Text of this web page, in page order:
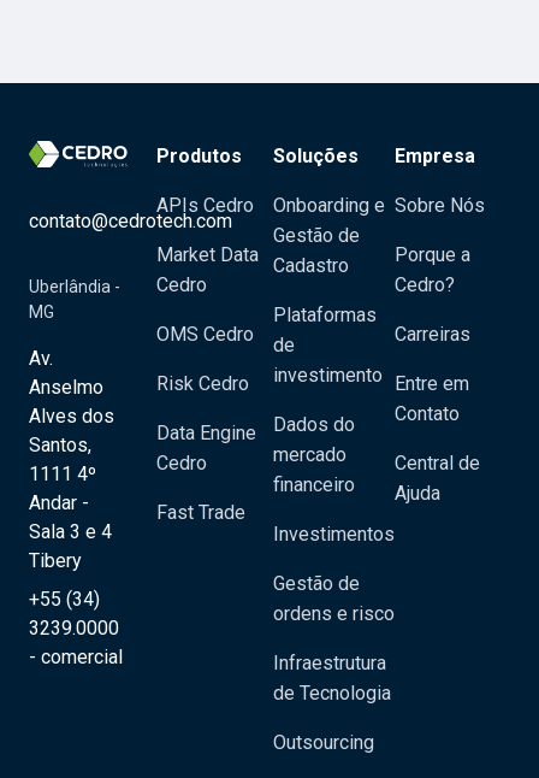
contato@cedrotech.com
Uberlândia -
MG
Av.
Anselmo
Alves dos
Santos,
1111 4º
Andar -
Sala 3 e 4
Tibery
+55 (34)
3239.0000
- comercial
Produtos
APIs Cedro
Market Data
Cedro
OMS Cedro
Risk Cedro
Data Engine
Cedro
Fast Trade
Soluções
Onboarding e
Gestão de
Cadastro
Plataformas
de
investimento
Dados do
mercado
financeiro
Investimentos
Gestão de
ordens e risco
Infraestrutura
de Tecnologia
Outsourcing
Empresa
Sobre Nós
Porque a
Cedro?
Carreiras
Entre em
Contato
Central de
Ajuda